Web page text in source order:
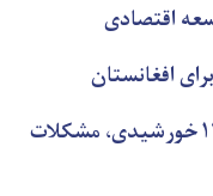
اقتصادی
افغانستان
صادرات افغانستان در سال ۱۴۰۱خورشیدی، مشکلات